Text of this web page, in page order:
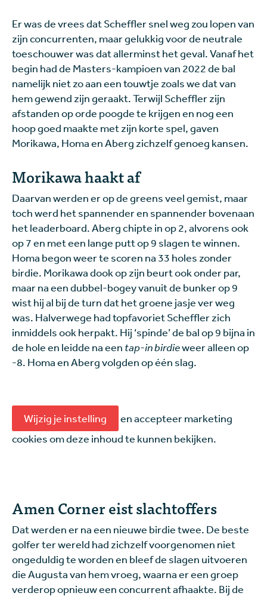
Er was de vrees dat Scheffler snel weg zou lopen van
zijn concurrenten, maar gelukkig voor de neutrale
toeschouwer was dat allerminst het geval. Vanaf het
begin had de Masters-kampioen van 2022 de bal
namelijk niet zo aan een touwtje zoals we dat van
hem gewend zijn geraakt. Terwijl Scheffler zijn
afstanden op orde poogde te krijgen en nog een
hoop goed maakte met zijn korte spel, gaven
Morikawa, Homa en Aberg zichzelf genoeg kansen.
Morikawa haakt af
Daarvan werden er op de greens veel gemist, maar
toch werd het spannender en spannender bovenaan
het leaderboard. Aberg chipte in op 2, alvorens ook
op 7 en met een lange putt op 9 slagen te winnen.
Homa begon weer te scoren na 33 holes zonder
birdie. Morikawa dook op zijn beurt ook onder par,
maar na een dubbel-bogey vanuit de bunker op 9
wist hij al bij de turn dat het groene jasje ver weg
was. Halverwege had topfavoriet Scheffler zich
inmiddels ook herpakt. Hij ‘spinde’ de bal op 9 bijna in
de hole en leidde na een tap-in birdieweer alleen op
-8. Homa en Aberg volgden op één slag.
Wijzig je instelling
en accepteer marketing
cookies om deze inhoud te kunnen bekijken.
Amen Corner eist slachtoffers
Dat werden er na een nieuwe birdie twee. De beste
golfer ter wereld had zichzelf voorgenomen niet
ongeduldig te worden en bleef de slagen uitvoeren
die Augusta van hem vroeg, waarna er een groep
verderop opnieuw een concurrent afhaakte. Bij de